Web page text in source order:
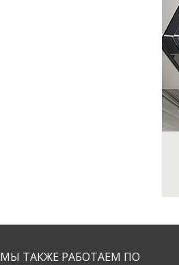
МЫ ТАКЖЕ РАБОТАЕМ ПО